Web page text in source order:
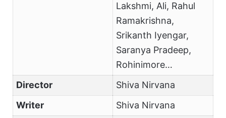
Lakshmi, Ali, Rahul
Ramakrishna,
Srikanth Iyengar,
Saranya Pradeep,
Rohinimore…
Director
Shiva Nirvana
Writer
Shiva Nirvana